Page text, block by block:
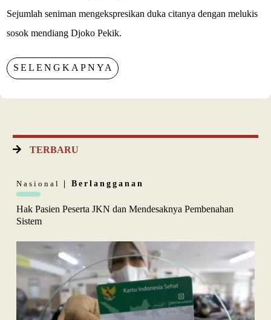
Sejumlah seniman mengekspresikan duka citanya dengan melukis
sosok mendiang Djoko Pekik.
SELENGKAPNYA
TERBARU
Nasional | Berlangganan
Hak Pasien Peserta JKN dan Mendesaknya Pembenahan
Sistem